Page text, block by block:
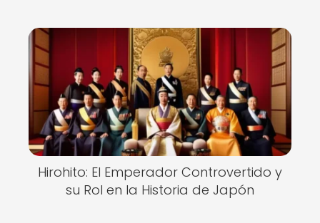
Hirohito: El Emperador Controvertido y
su Rol en la Historia de Japón